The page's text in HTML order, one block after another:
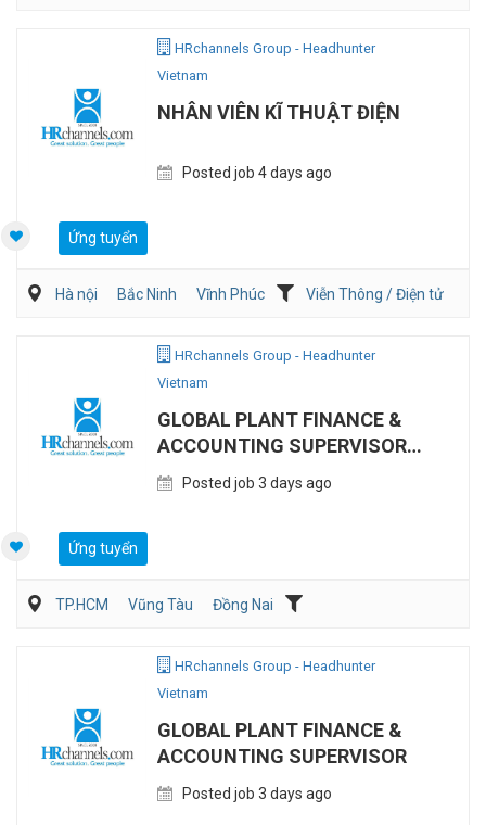
HRchannels Group - Headhunter
Vietnam
NHÂN VIÊN KĨ THUẬT ĐIỆN
Posted job 4 days ago
Ứng tuyển
Hà nội Bắc Ninh Vĩnh Phúc
Viễn Thông / Điện tử
HRchannels Group - Headhunter
Vietnam
GLOBAL PLANT FINANCE &
ACCOUNTING SUPERVISOR
(MANUFACTURING)
Posted job 3 days ago
Ứng tuyển
TP.HCM Vũng Tàu
Đồng Nai
HRchannels Group - Headhunter
Vietnam
GLOBAL PLANT FINANCE &
ACCOUNTING SUPERVISOR
Posted job 3 days ago